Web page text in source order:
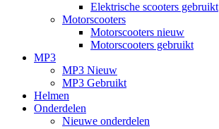
Elektrische scooters gebruikt
Motorscooters
Motorscooters nieuw
Motorscooters gebruikt
MP3
MP3 Nieuw
MP3 Gebruikt
Helmen
Onderdelen
Nieuwe onderdelen